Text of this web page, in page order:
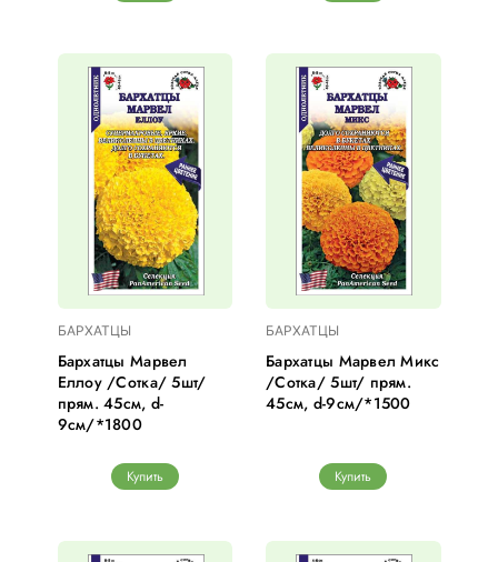
БАРХАТЦЫ
Бархатцы Марвел
Еллоу /Сотка/ 5шт/
прям. 45см, d-
9см/*1800
Купить
БАРХАТЦЫ
Бархатцы Марвел Микс
/Сотка/ 5шт/ прям.
45см, d-9см/*1500
Купить